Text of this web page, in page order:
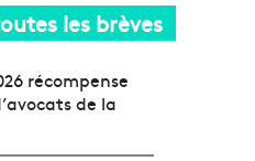
les brèves
récompense
de la